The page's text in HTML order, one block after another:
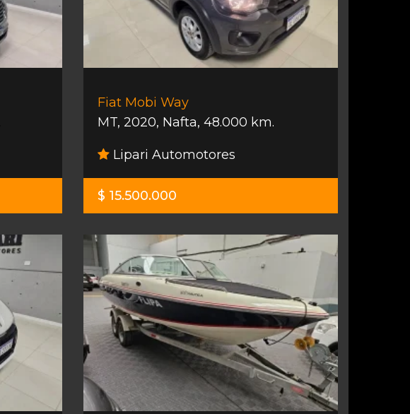
Fiat Mobi Way
MT, 2020, Nafta, 48.000 km.
Lipari Automotores
$ 15.500.000